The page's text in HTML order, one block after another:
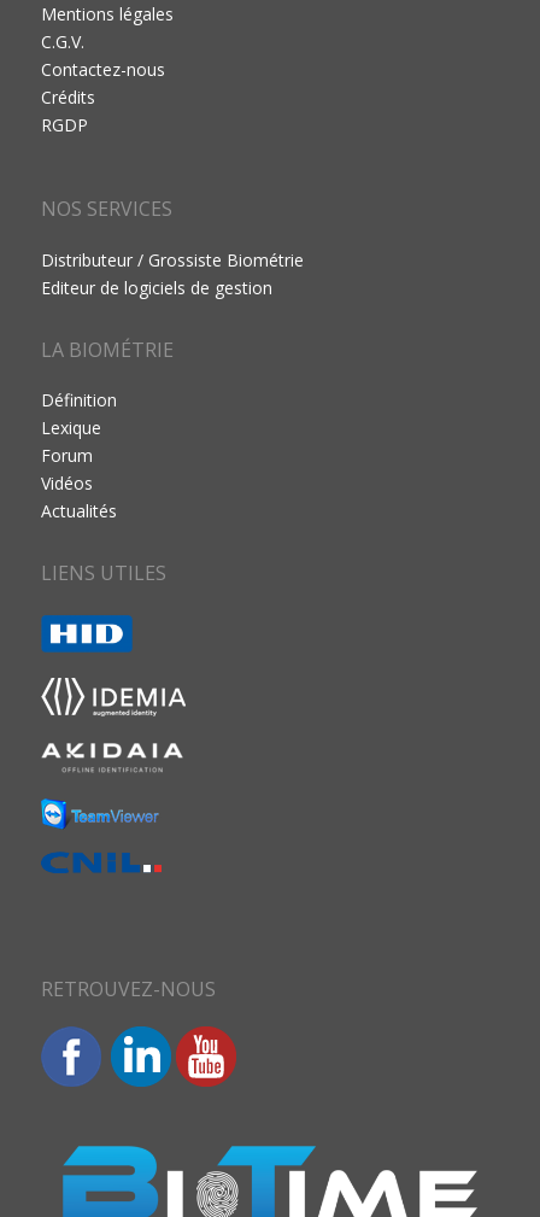
Mentions légales
C.G.V.
Contactez-nous
Crédits
RGDP
NOS SERVICES
Distributeur / Grossiste Biométrie
Editeur de logiciels de gestion
LA BIOMÉTRIE
Définition
Lexique
Forum
Vidéos
Actualités
LIENS UTILES
RETROUVEZ-NOUS